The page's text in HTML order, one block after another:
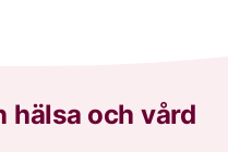
hälsa och vård